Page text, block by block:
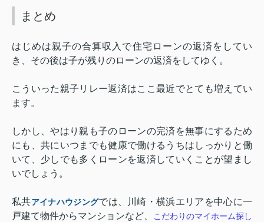
まとめ
はじめは親子の合算収入で住宅ローンの返済をしてい
き、その後は子が残りのローンの返済をしてゆく。
こういった親子リレー返済はここ最近でとても増えてい
ます。
しかし、やはり親も子のローンの完済を無事にするため
にも、共にいつまでも健康で働けるうちはしっかりと働
いて、少しでも多くローンを返済していくことが望まし
いでしょう。
私共アイナハウジングでは、川崎・横浜エリアを中心に一
戸建て物件からマンションなど、 こだわりのマイホーム探し